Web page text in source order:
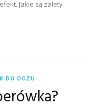
Jakie są zalety
DO OCZU